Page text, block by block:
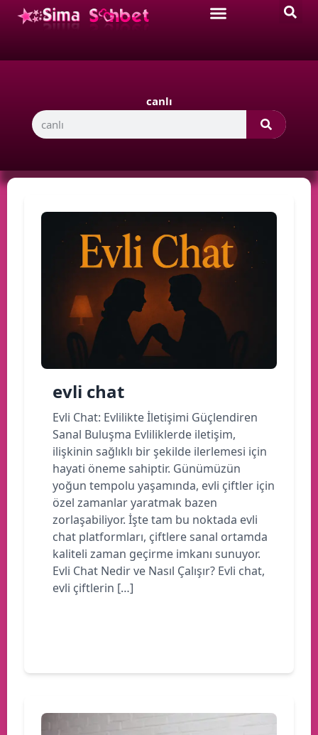
canlı
evli chat
Evli Chat: Evlilikte İletişimi Güçlendiren
Sanal Buluşma Evliliklerde iletişim,
ilişkinin sağlıklı bir şekilde ilerlemesi için
hayati öneme sahiptir. Günümüzün
yoğun tempolu yaşamında, evli çiftler için
özel zamanlar yaratmak bazen
zorlaşabiliyor. İşte tam bu noktada evli
chat platformları, çiftlere sanal ortamda
kaliteli zaman geçirme imkanı sunuyor.
Evli Chat Nedir ve Nasıl Çalışır? Evli chat,
evli çiftlerin […]